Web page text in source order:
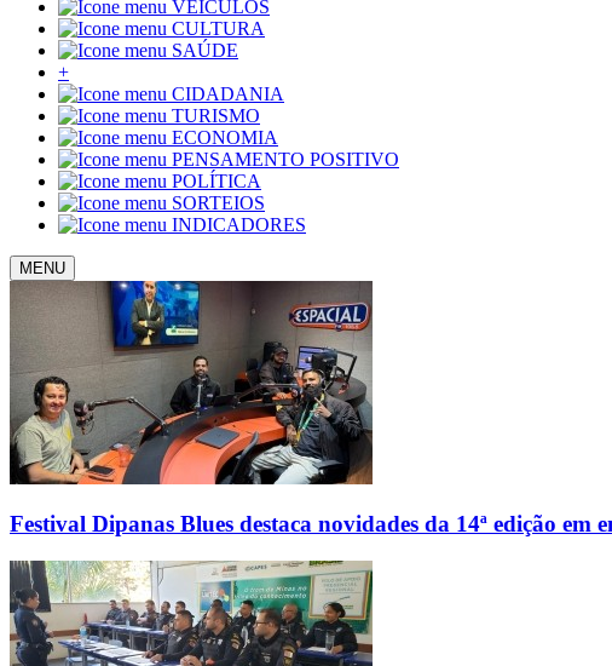
VEÍCULOS
CULTURA
SAÚDE
+
CIDADANIA
TURISMO
ECONOMIA
PENSAMENTO POSITIVO
POLÍTICA
SORTEIOS
INDICADORES
MENU
Festival Dipanas Blues destaca novidades da 14ª edição